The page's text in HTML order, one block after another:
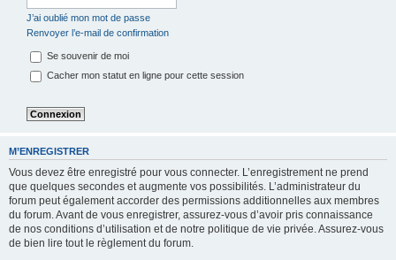
J’ai oublié mon mot de passe
Renvoyer l’e-mail de confirmation
Se souvenir de moi
Cacher mon statut en ligne pour cette session
M’ENREGISTRER
Vous devez être enregistré pour vous connecter. L’enregistrement ne prend
que quelques secondes et augmente vos possibilités. L’administrateur du
forum peut également accorder des permissions additionnelles aux membres
du forum. Avant de vous enregistrer, assurez-vous d’avoir pris connaissance
de nos conditions d’utilisation et de notre politique de vie privée. Assurez-vous
de bien lire tout le règlement du forum.